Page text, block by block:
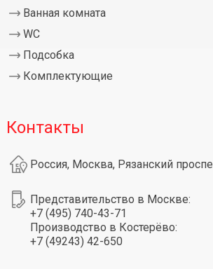
Ванная комната
WC
Подсобка
Комплектующие
Контакты
Россия, Москва, Рязанский
Представительство в Москве:
+7 (495) 740-43-71
Производство в Костерёво:
+7 (49243) 42-650